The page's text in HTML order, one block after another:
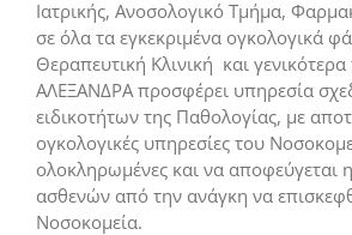
Ιατρικής, Ανοσολογικό Τμήμα,
σε όλα τα εγκεκριμένα ογκολογικά
Θεραπευτική Κλινική και
ΑΛΕΞΑΝΔΡΑ προσφέρει υπηρεσία
ειδικοτήτων της Παθολογίας, με
ογκολογικές υπηρεσίες του
ολοκληρωμένες και να αποφεύγεται
ασθενών από την ανάγκη να
Νοσοκομεία.